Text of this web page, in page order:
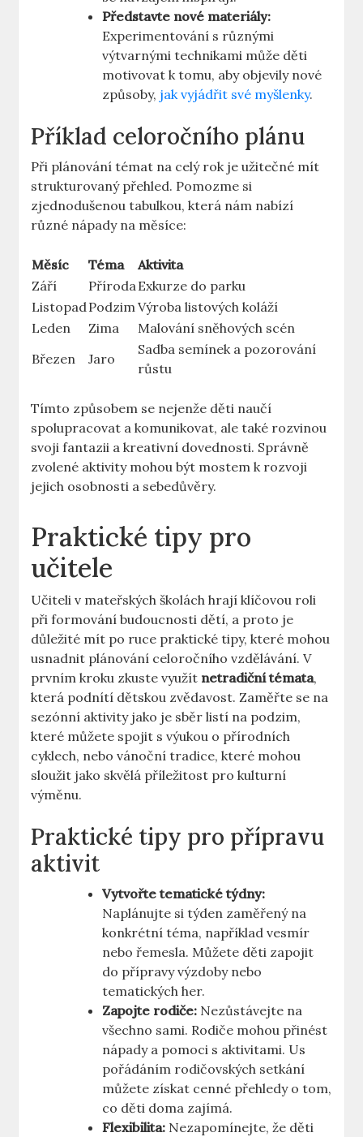
Představte nové materiály:
Experimentování s různými
výtvarnými technikami může děti
motivovat k tomu, aby objevily nové
způsoby, jak vyjádřit své myšlenky.
Příklad celoročního plánu
Při plánování témat na celý rok je užitečné mít
strukturovaný přehled. Pomozme si
zjednodušenou tabulkou, která nám nabízí
různé nápady na měsíce:
Měsíc Téma
Aktivita
Září
PřírodaExkurze do parku
ListopadPodzimVýroba listových koláží
Leden
Zima
Malování sněhových scén
Březen
Jaro
Sadba semínek a pozorování
růstu
Tímto způsobem se nejenže děti naučí
spolupracovat a komunikovat, ale také rozvinou
svoji fantazii a kreativní dovednosti. Správně
zvolené aktivity mohou být mostem k rozvoji
jejich osobnosti a sebedůvěry.
Praktické tipy pro
učitele
Učiteli v mateřských školách hrají klíčovou roli
při formování budoucnosti dětí, a proto je
důležité mít po ruce praktické tipy, které mohou
usnadnit plánování celoročního vzdělávání. V
prvním kroku zkuste využít netradiční témata,
která podnítí dětskou zvědavost. Zaměřte se na
sezónní aktivity jako je sběr listí na podzim,
které můžete spojit s výukou o přírodních
cyklech, nebo vánoční tradice, které mohou
sloužit jako skvělá příležitost pro kulturní
výměnu.
Praktické tipy pro přípravu
aktivit
Vytvořte tematické týdny:
Naplánujte si týden zaměřený na
konkrétní téma, například vesmír
nebo řemesla. Můžete děti zapojit
do přípravy výzdoby nebo
tematických her.
Zapojte rodiče: Nezůstávejte na
všechno sami. Rodiče mohou přinést
nápady a pomoci s aktivitami. Us
pořádáním rodičovských setkání
můžete získat cenné přehledy o tom,
co děti doma zajímá.
Flexibilita: Nezapomínejte, že děti